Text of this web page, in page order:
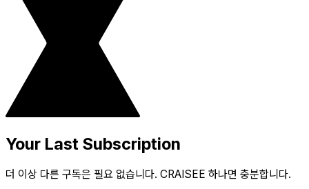
Your Last Subscription
더 이상 다른 구독은 필요 없습니다. CRAISEE 하나면 충분합니다.